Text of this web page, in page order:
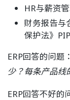
HR与薪资
财务报告与
保护法》
ERP回答的问题：
少？每条产品线
ERP回答不好的